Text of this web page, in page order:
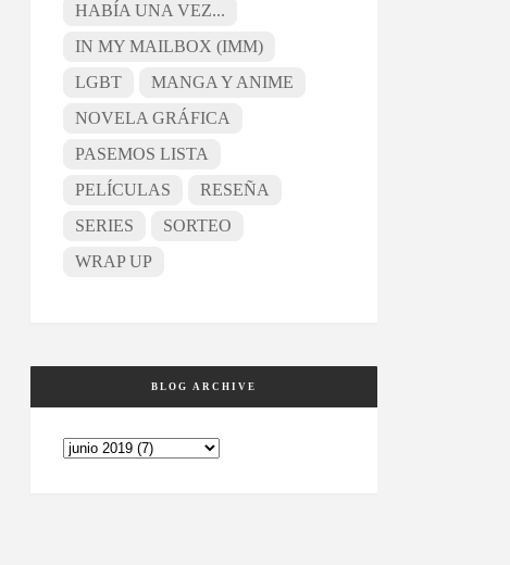
HABÍA UNA VEZ...
IN MY MAILBOX (IMM)
LGBT
MANGA Y ANIME
NOVELA GRÁFICA
PASEMOS LISTA
PELÍCULAS
RESEÑA
SERIES
SORTEO
WRAP UP
BLOG ARCHIVE